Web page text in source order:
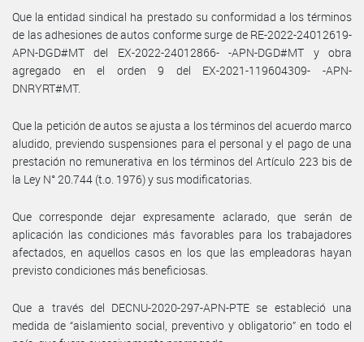
Que la entidad sindical ha prestado su conformidad a los términos
de las adhesiones de autos conforme surge de RE-2022-24012619-
APN-DGD#MT del EX-2022-24012866- -APN-DGD#MT y obra
agregado en el orden 9 del EX-2021-119604309- -APN-
DNRYRT#MT.
Que la petición de autos se ajusta a los términos del acuerdo marco
aludido, previendo suspensiones para el personal y el pago de una
prestación no remunerativa en los términos del Artículo 223 bis de
la Ley N° 20.744 (t.o. 1976) y sus modificatorias.
Que corresponde dejar expresamente aclarado, que serán de
aplicación las condiciones más favorables para los trabajadores
afectados, en aquellos casos en los que las empleadoras hayan
previsto condiciones más beneficiosas.
Que a través del DECNU-2020-297-APN-PTE se estableció una
medida de “aislamiento social, preventivo y obligatorio” en todo el